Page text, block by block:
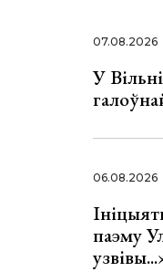
07.08.2026
У
06.08.2026
паэму